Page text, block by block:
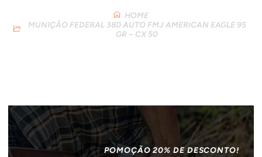
HOME
MUNIÇÃO FEDERAL 380 AUTO FMJ AMERICAN EAGLE 95
GR – CX 50
POMOÇÃO 20% DE DESCONTO!